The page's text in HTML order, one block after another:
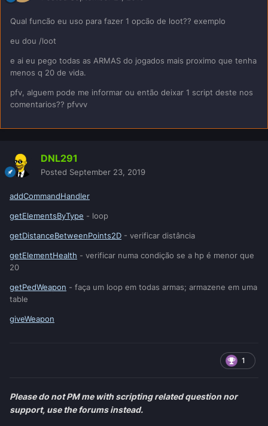
Qual funcão eu uso para fazer 1 opcão de loot?? exemplo
eu dou /loot
e ai eu pego todas as ARMAS do jogados mais proximo que tenha
menos q 20 de vida.
pfv, alguem pode me informar ou então deixar 1 script deste nos
comentarios?? pfvvv
DNL291
Posted September 23, 2019
addCommandHandler
getElementsByType - loop
getDistanceBetweenPoints2D - verificar distância
getElementHealth - verificar numa condição se a hp é menor que
20
getPedWeapon - faça um loop em todas armas; armazene em uma
table
giveWeapon
1
Please do not PM me with scripting related question nor
support, use the forums instead.